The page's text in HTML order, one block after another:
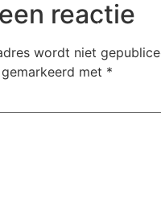
reactie
wordt niet
met *